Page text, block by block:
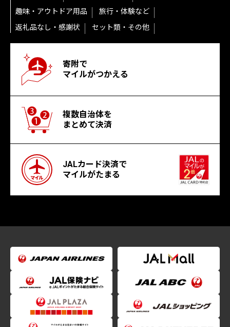
趣味・アウトドア用品
旅行・体験など
返礼品なし・感謝状
セット類・その他
寄附で
マイルがつかえる
複数自治体を
まとめて決済
JALカード決済で
マイルがたまる